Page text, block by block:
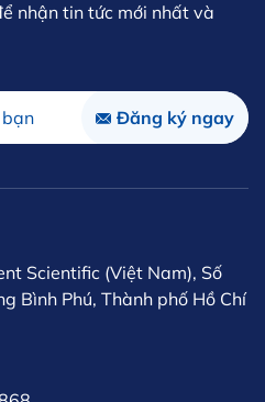
nhận tin tức mới nhất và
Scientific (Việt Nam), Số
Bình Phú, Thành phố Hồ Chí